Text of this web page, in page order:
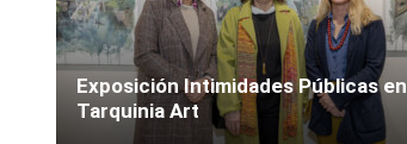
Exposición Intimidades Públicas en
Tarquinia Art